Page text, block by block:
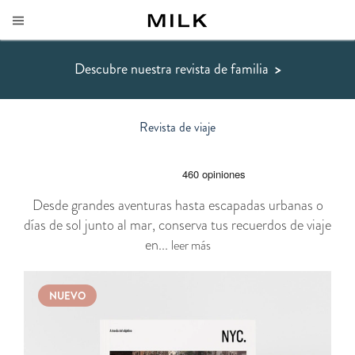
Descubre nuestra revista de familia >
Revista de viaje
Desde grandes aventuras hasta escapadas urbanas o
días de sol junto al mar, conserva tus recuerdos de viaje
en... leer más
NUEVO